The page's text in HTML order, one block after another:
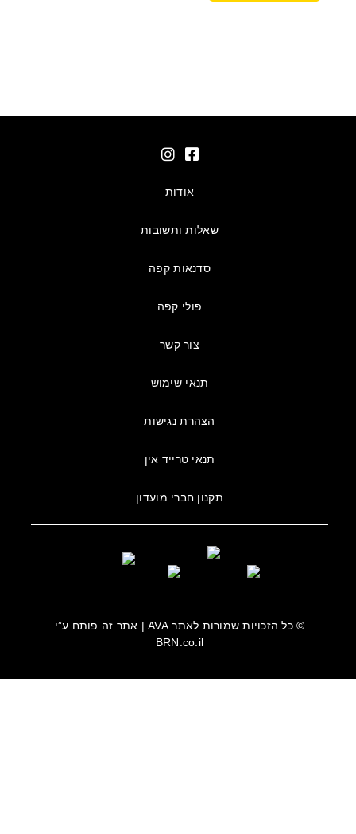
אודות
שאלות ותשובות
סדנאות קפה
פולי קפה
צור קשר
תנאי שימוש
הצהרת נגישות
תנאי טרייד אין
תקנון חברי מועדון
© כל הזכויות שמורות לאתרAVA| אתר זה פותח ע”י
BRN.co.il